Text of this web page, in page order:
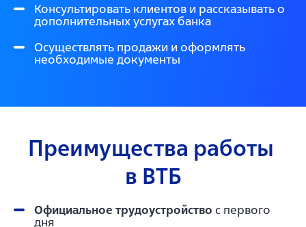
Консультировать клиентов и рассказывать о
дополнительных услугах банка
Осуществлять продажи и оформлять
необходимые документы
Преимущества работы
в ВТБ
Официальное трудоустройство с первого
дня